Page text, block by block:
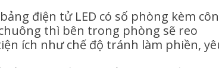
điện tử LED có số phòng kèm
thì bên trong phòng sẽ reo
ích như chế độ tránh làm phiền,